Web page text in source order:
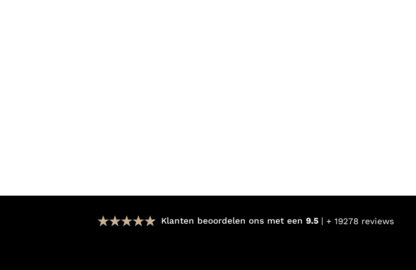
Klanten beoordelen ons met een 9.5 + 19278 reviews